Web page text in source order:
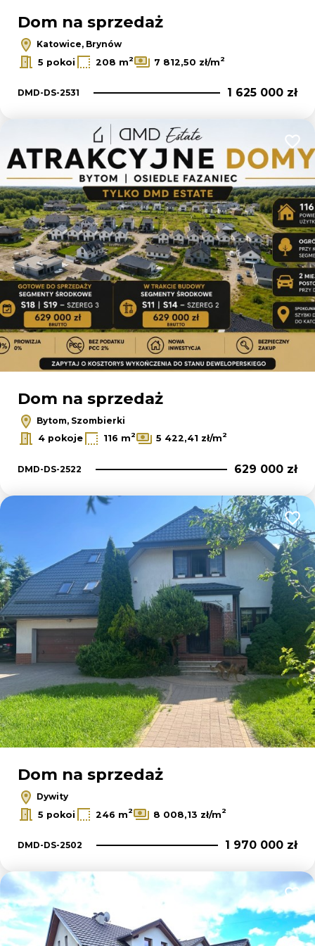
Dom na sprzedaż
Katowice, Brynów
5 pokoi
208 m2 7 812,50 zł/m2
DMD-DS-2531 1 625 000 zł
Dom na sprzedaż
Bytom, Szombierki
4 pokoje
116 m2 5 422,41 zł/m2
DMD-DS-2522 629 000 zł
Dom na sprzedaż
Dywity
5 pokoi
246 m2 8 008,13 zł/m2
DMD-DS-2502 1 970 000 zł